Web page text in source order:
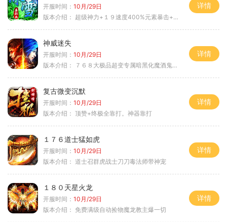
开服时间： 10月/29日
版本介绍： 超级神力+１９速度400%元素暴击+６６
详情
神威迷失
开服时间： 10月/29日
版本介绍：
７６８大极品超变专属暗黑化魔酒鬼微变合击火
详情
复古微变沉默
开服时间： 10月/29日
版本介绍： 顶赞+终极全靠打。神器靠打
详情
１７６道士猛如虎
开服时间： 10月/29日
版本介绍： 道士召群虎战士刀刀毒法师带神宠
详情
１８０天星火龙
开服时间： 10月/29日
版本介绍： 免费满级自动捡物魔龙教主爆一切
详情